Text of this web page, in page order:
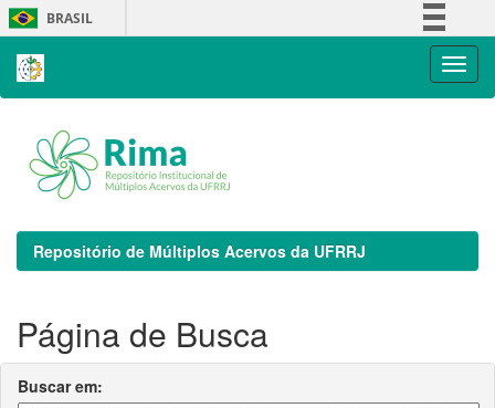
Skip
navigation
BRASIL
Repositório de Múltiplos Acervos da UFRRJ
Página de Busca
Buscar em: